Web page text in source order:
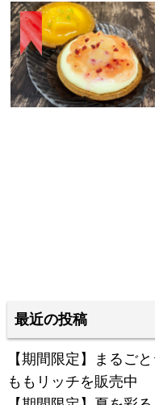
最近の投稿
【期間限定】まるご
ももリッチを販売中